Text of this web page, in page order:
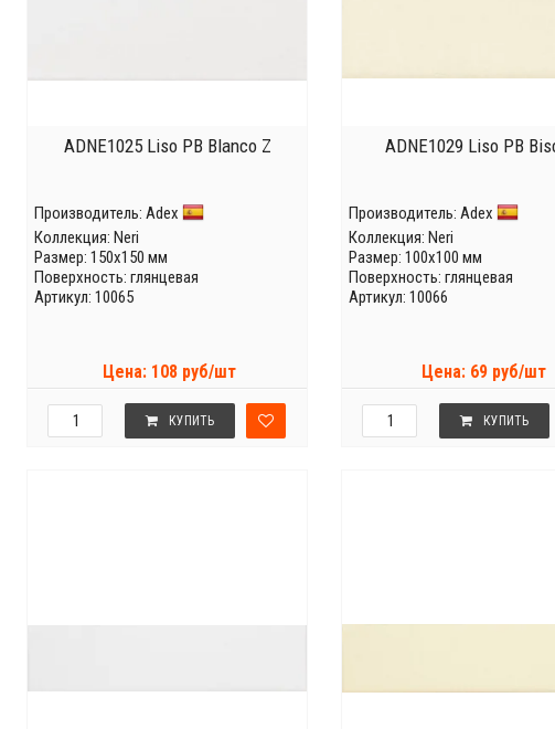
ADNE1025 Liso PB Blanco Z
Производитель: Adex
Коллекция: Neri
Размер: 150x150 мм
Поверхность: глянцевая
Артикул: 10065
Цена: 108 руб/шт
КУПИТЬ
ADNE1029 Liso PB
Производитель: Adex
Коллекция: Neri
Размер: 100x100 мм
Поверхность: глянцевая
Артикул: 10066
Цена: 69 руб/шт
КУПИТЬ